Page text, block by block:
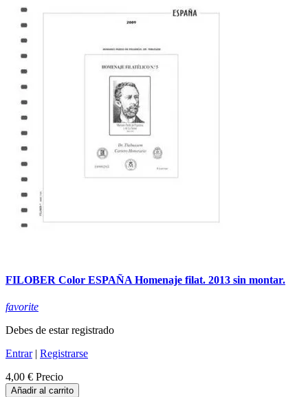
FILOBER Color ESPAÑA Homenaje filat. 2013 sin montar.
favorite
Debes de estar registrado
Entrar| Registrarse
4,00 € Precio
Añadir al carrito